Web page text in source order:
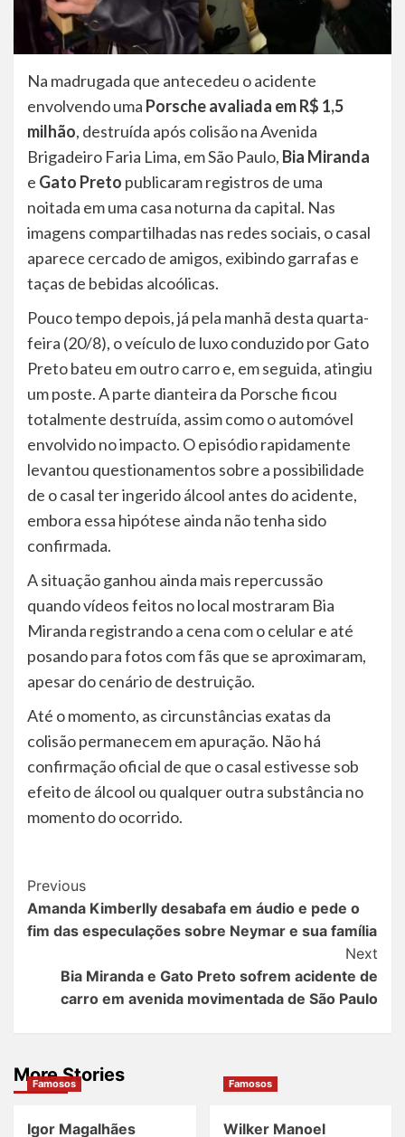
Na madrugada que antecedeu o acidente
envolvendo uma Porsche avaliada em R$ 1,5
milhão, destruída após colisão na Avenida
Brigadeiro Faria Lima, em São Paulo, Bia Miranda
e Gato Preto publicaram registros de uma
noitada em uma casa noturna da capital. Nas
imagens compartilhadas nas redes sociais, o casal
aparece cercado de amigos, exibindo garrafas e
taças de bebidas alcoólicas.
Pouco tempo depois, já pela manhã desta quarta-
feira (20/8), o veículo de luxo conduzido por Gato
Preto bateu em outro carro e, em seguida, atingiu
um poste. A parte dianteira da Porsche ficou
totalmente destruída, assim como o automóvel
envolvido no impacto. O episódio rapidamente
levantou questionamentos sobre a possibilidade
de o casal ter ingerido álcool antes do acidente,
embora essa hipótese ainda não tenha sido
confirmada.
A situação ganhou ainda mais repercussão
quando vídeos feitos no local mostraram Bia
Miranda registrando a cena com o celular e até
posando para fotos com fãs que se aproximaram,
apesar do cenário de destruição.
Até o momento, as circunstâncias exatas da
colisão permanecem em apuração. Não há
confirmação oficial de que o casal estivesse sob
efeito de álcool ou qualquer outra substância no
momento do ocorrido.
Post
Navigation
Previous
Amanda Kimberlly desabafa em áudio e pede o
fim das especulações sobre Neymar e sua família
Next
Bia Miranda e Gato Preto sofrem acidente de
carro em avenida movimentada de São Paulo
More Stories
Famosos
Igor Magalhães
Famosos
Wilker Manoel